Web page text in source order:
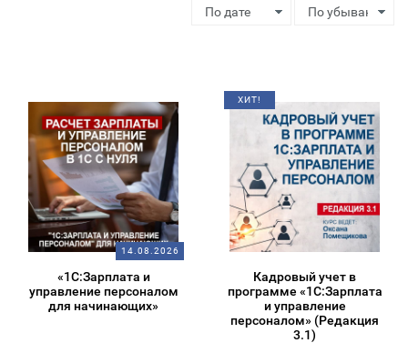
14.08.2026
«1С:Зарплата и
управление персоналом
для начинающих»
ХИТ!
Кадровый учет в
программе «1С:Зарплата
и управление
персоналом» (Редакция
3.1)